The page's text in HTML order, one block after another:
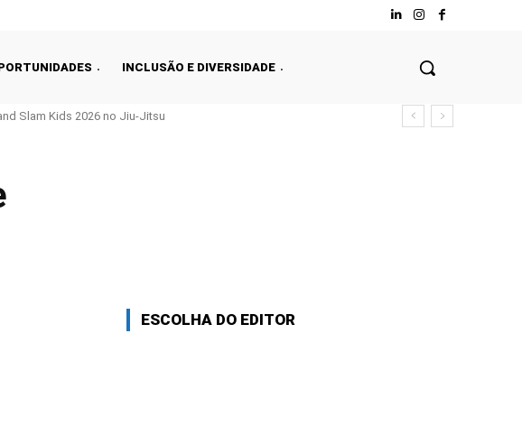
INCLUSÃO E DIVERSIDADE
Slam Kids 2026 no Jiu-Jitsu
ESCOLHA DO EDITOR